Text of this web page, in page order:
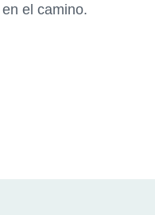
el camino.